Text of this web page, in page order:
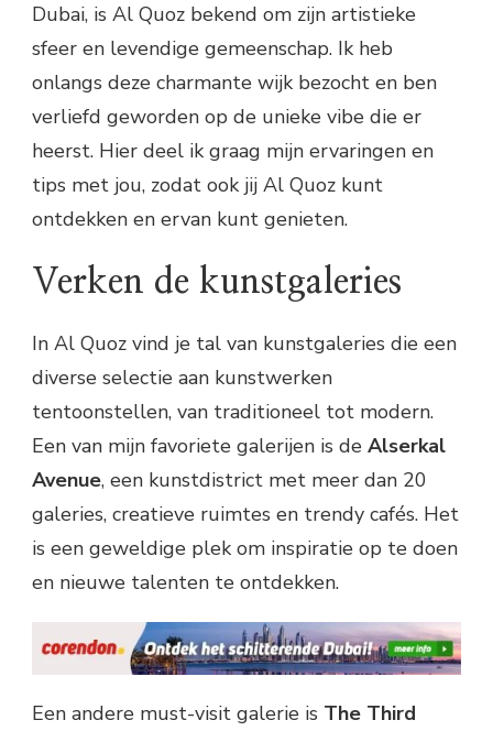
Dubai, is Al Quoz bekend om zijn artistieke
sfeer en levendige gemeenschap. Ik heb
onlangs deze charmante wijk bezocht en ben
verliefd geworden op de unieke vibe die er
heerst. Hier deel ik graag mijn ervaringen en
tips met jou, zodat ook jij Al Quoz kunt
ontdekken en ervan kunt genieten.
Verken de kunstgaleries
In Al Quoz vind je tal van kunstgaleries die een
diverse selectie aan kunstwerken
tentoonstellen, van traditioneel tot modern.
Een van mijn favoriete galerijen is de Alserkal
Avenue, een kunstdistrict met meer dan 20
galeries, creatieve ruimtes en trendy cafés. Het
is een geweldige plek om inspiratie op te doen
en nieuwe talenten te ontdekken.
Een andere must-visit galerie is The Third